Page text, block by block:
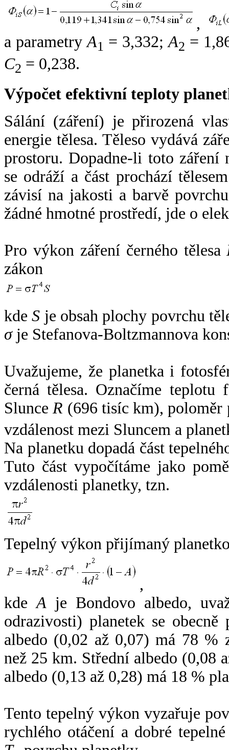
,
a parametryA1 = 3,332;A2 =
C2 = 0,238.
Výpočet efektivní teploty
Sálání (záření) je přirozená
energie tělesa. Těleso vydává
prostoru. Dopadne-li toto záření
se odráží a část prochází
závisí na jakosti a barvě
žádné hmotné prostředí, jde o
Pro výkon záření černého tělesa
zákon
kdeS je obsah plochy povrchu
σje Stefanova-Boltzmannova
Uvažujeme, že planetka i
černá tělesa. Označíme
SlunceR (696 tisíc km),
vzdálenost mezi Sluncem a
Na planetku dopadá část
Tuto část vypočítáme jako
vzdálenosti planetky, tzn.
Tepelný výkon přijímaný
,
kdeA je Bondovo albedo,
odrazivosti) planetek se
albedo (0,02 až 0,07) má 78 %
než 25 km. Střední albedo (0,08
albedo (0,13 až 0,28) má 18 %
Tento tepelný výkon vyzařuje
rychlého otáčení a dobré